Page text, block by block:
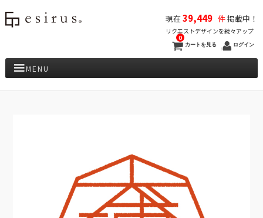
現在39,449 件掲載中！
リクエストデザインを続々アップ
カートを見る
0
ログイン
MENU